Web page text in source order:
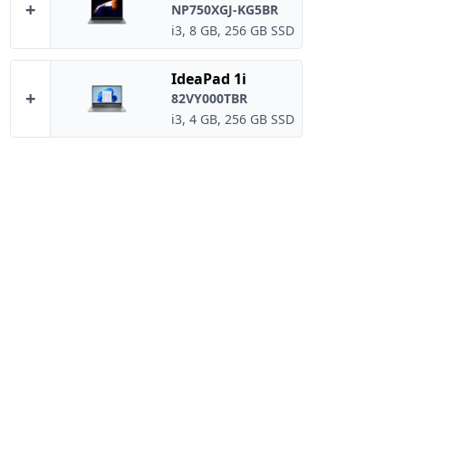
+
NP750XGJ-KG5BR
i3, 8 GB, 256 GB SSD
+
IdeaPad 1i
82VY000TBR
i3, 4 GB, 256 GB SSD